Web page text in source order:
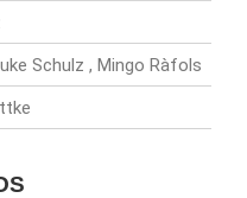
Schulz
Mingo Ràfols